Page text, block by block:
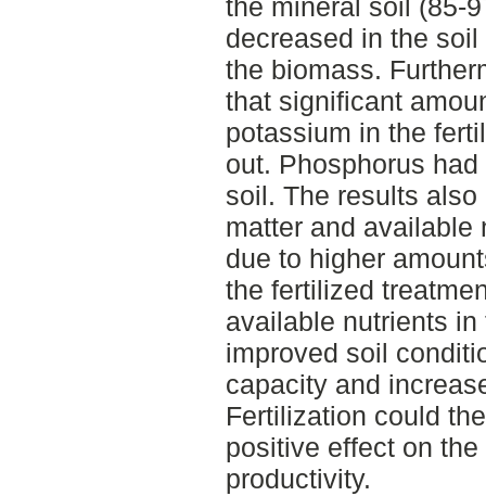
the mineral soil (85-
decreased in the
the biomass.
that significant
potassium in the
out. Phosphorus
soil. The results
matter and available
due to higher
the fertilized
available nutrients
improved soil
capacity and
Fertilization could
positive effect on
productivity.